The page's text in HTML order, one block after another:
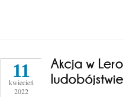
11
kwiecień
2022